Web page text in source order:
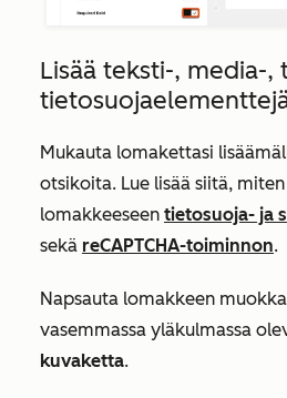
Lisää teksti-, media-,
Mukauta lomakettasi
otsikoita. Lue lisää siitä,
lomakkeeseen tietosuoja- ja
sekä reCAPTCHA-toiminnon.
Napsauta lomakkeen
vasemmassa yläkulmassa
kuvaketta.